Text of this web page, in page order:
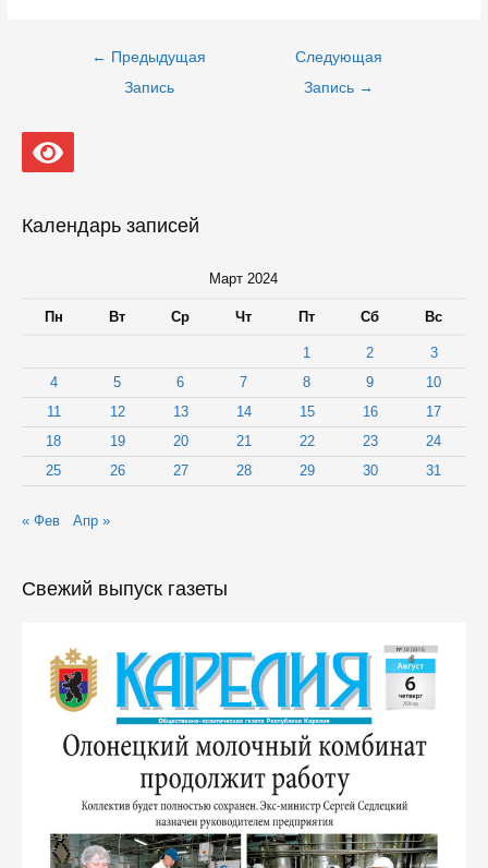
Навигация
← Предыдущая
Запись
Следующая
Запись →
Календарь записей
Март 2024
Пн Вт Ср Чт Пт Сб Вс
1 2
3
4
5 6 7 8 9
10
11
12 13 14 15 16
17
18
19 20 21 22 23
24
25
26 27 28 29 30 31
« Фев Апр »
Свежий выпуск газеты